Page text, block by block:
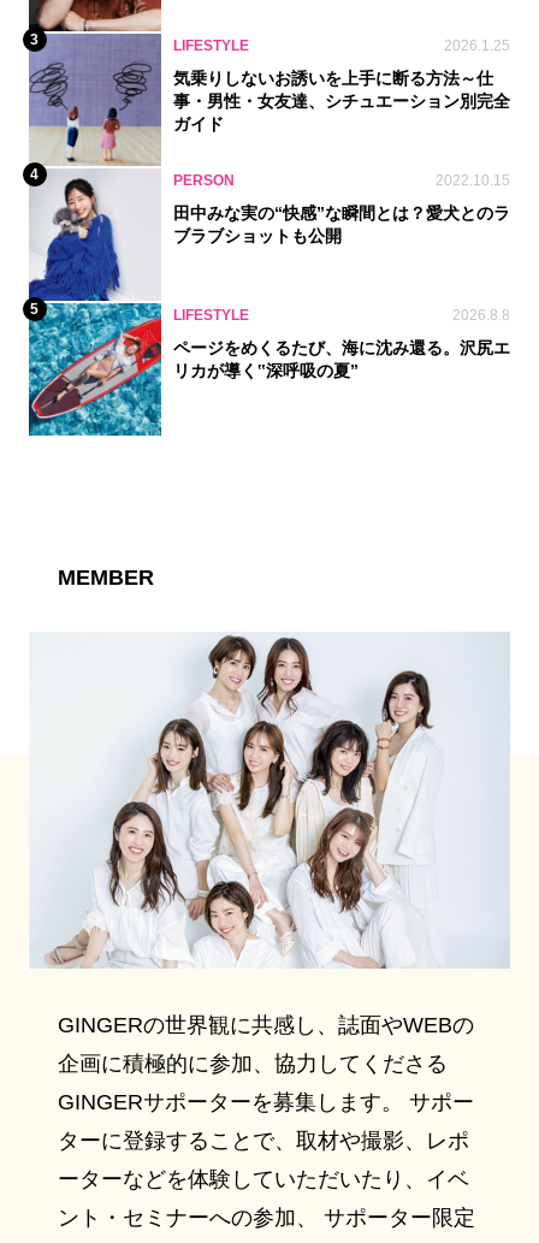
3 LIFESTYLE 2026.1.25
気乗りしないお誘いを上手に断る方法～仕
事・男性・女友達、シチュエーション別完全
ガイド
4 PERSON 2022.10.15
田中みな実の“快感”な瞬間とは？愛犬とのラ
ブラブショットも公開
5 LIFESTYLE 2026.8.8
ページをめくるたび、海に沈み還る。沢尻エ
リカが導く‟深呼吸の夏”
MEMBER
GINGERの世界観に共感し、誌面やWEBの
企画に積極的に参加、協力してくださる
GINGERサポーターを募集します。 サポー
ターに登録することで、取材や撮影、レポ
ーターなどを体験していただいたり、イベ
ント・セミナーへの参加、 サポーター限定